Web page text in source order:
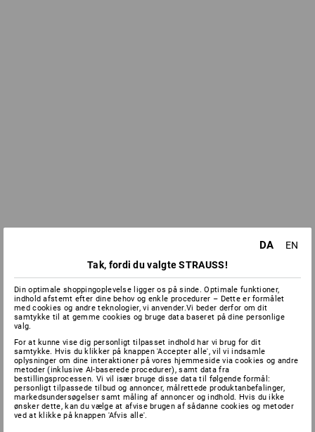
DA
EN
Tak, fordi du valgte STRAUSS!
Din optimale shoppingoplevelse ligger os på sinde. Optimale funktioner,
indhold afstemt efter dine behov og enkle procedurer – Dette er formålet
med cookies og andre teknologier, vi anvender.Vi beder derfor om dit
samtykke til at gemme cookies og bruge data baseret på dine personlige
valg.
For at kunne vise dig personligt tilpasset indhold har vi brug for dit
samtykke. Hvis du klikker på knappen 'Accepter alle', vil vi indsamle
oplysninger om dine interaktioner på vores hjemmeside via cookies og andre
metoder (inklusive AI-baserede procedurer), samt data fra
bestillingsprocessen. Vi vil især bruge disse data til følgende formål:
personligt tilpassede tilbud og annoncer, målrettede produktanbefalinger,
markedsundersøgelser samt måling af annoncer og indhold. Hvis du ikke
ønsker dette, kan du vælge at afvise brugen af sådanne cookies og metoder
ved at klikke på knappen 'Afvis alle'.